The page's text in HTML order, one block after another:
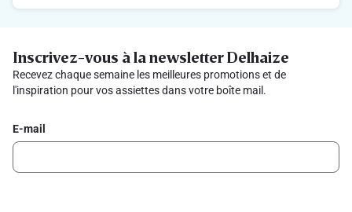
Inscrivez-vous à la newsletter Delhaize
Recevez chaque semaine les meilleures promotions et de
l'inspiration pour vos assiettes dans votre boîte mail.
E-mail